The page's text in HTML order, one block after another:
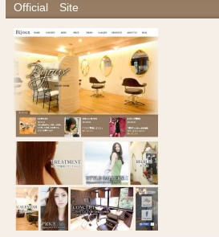
Official Site